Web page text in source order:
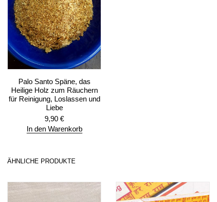
Palo Santo Späne, das
Heilige Holz zum Räuchern
für Reinigung, Loslassen und
Liebe
9,90 €
In den Warenkorb
ÄHNLICHE PRODUKTE